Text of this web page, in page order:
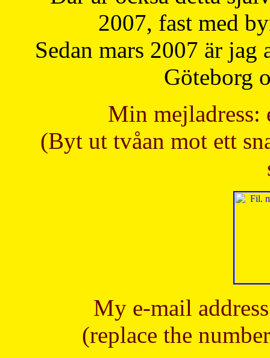
2007, fast med
Sedan mars 2007 är
Göteborg
Min mejladress:
(Byt ut tvåan mot ett
My e-mail
(replace the